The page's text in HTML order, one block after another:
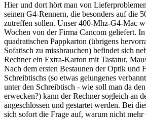
Hier und dort hört man von
seinen G4-Rennern, die besonders auf die
zutreffen sollen. Unser 400-Mhz-G4-Mac
Wochen von der Firma Cancom geliefert.
quadratischen Pappkarton (übrigens
Sofatisch zu missbrauchen) befindet sich
Rechner ein Extra-Karton mit Tastatur,
Nach dem ersten Bestaunen der Optik und
Schreibtischs (so etwas gelungenes
unter den Schreibtisch - wie soll man da
erwecken?) kann der Rechner sogleich an
angeschlossen und gestartet werden. Bei
sich sofort die Frage auf, warum nicht